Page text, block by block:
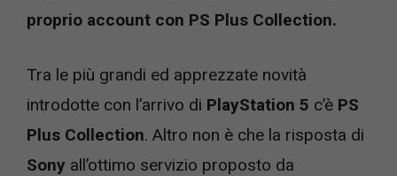
proprio account con PS Plus Collection.
Tra le più grandi ed apprezzate novità
introdotte con l’arrivo di PlayStation 5 c’è PS
Plus Collection. Altro non è che la risposta di
Sony all’ottimo servizio proposto da